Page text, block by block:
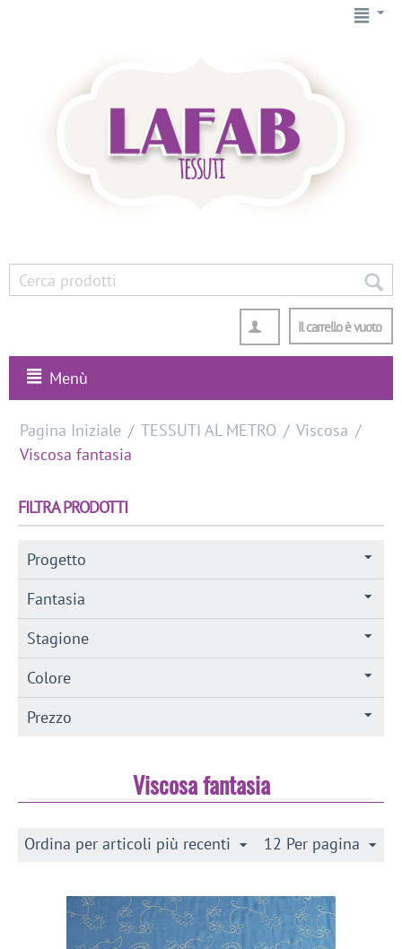
Il carrello è vuoto
Menù
Pagina Iniziale / TESSUTI AL METRO / Viscosa /
Viscosa fantasia
FILTRA PRODOTTI
Progetto
Fantasia
Stagione
Colore
Prezzo
Viscosa fantasia
Ordina per articoli più recenti 12 Per pagina